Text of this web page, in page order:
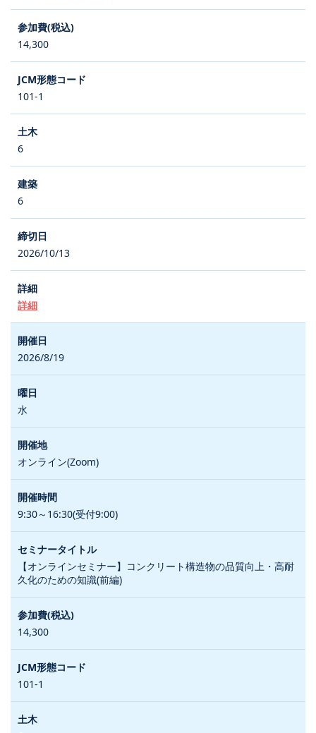
14,300
101-1
6
6
2026/10/13
詳細
2026/8/19
水
オンライン(Zoom)
9:30～16:30(受付9:00)
【オンラインセミナー】コンクリート構造物の品質向上・高耐
久化のための知識(前編)
14,300
101-1